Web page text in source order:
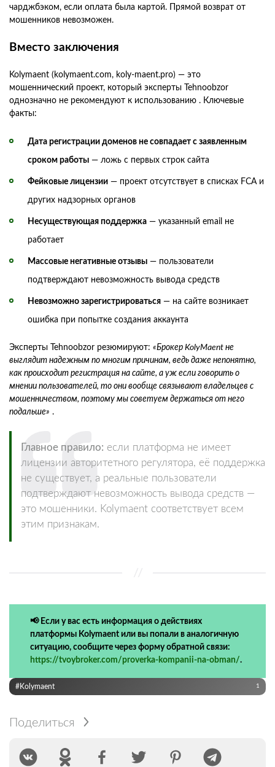
чарджбэком, если оплата была картой. Прямой возврат от
мошенников невозможен.
Вместо заключения
Kolymaent (kolymaent.com, koly-maent.pro) — это
мошеннический проект, который эксперты Tehnoobzor
однозначно не рекомендуют к использованию . Ключевые
факты:
Дата регистрации доменов не совпадает с заявленным
сроком работы — ложь с первых строк сайта
Фейковые лицензии — проект отсутствует в списках FCA и
других надзорных органов
Несуществующая поддержка — указанный email не
работает
Массовые негативные отзывы — пользователи
подтверждают невозможность вывода средств
Невозможно зарегистрироваться — на сайте возникает
ошибка при попытке создания аккаунта
Эксперты Tehnoobzor резюмируют: «Брокер KolyMaent не
выглядит надежным по многим причинам, ведь даже непонятно,
как происходит регистрация на сайте, а уж если говорить о
мнении пользователей, то они вообще связывают владельцев с
мошенничеством, поэтому мы советуем держаться от него
подальше» .
Главное правило: если платформа не имеет
лицензии авторитетного регулятора, её поддержка
не существует, а реальные пользователи
подтверждают невозможность вывода средств —
это мошенники. Kolymaent соответствует всем
этим признакам.
📢 Если у вас есть информация о действиях
платформы Kolymaent или вы попали в аналогичную
ситуацию, сообщите через форму обратной связи:
https://tvoybroker.com/proverka-kompanii-na-obman/.
#Kolymaent 1
Поделиться